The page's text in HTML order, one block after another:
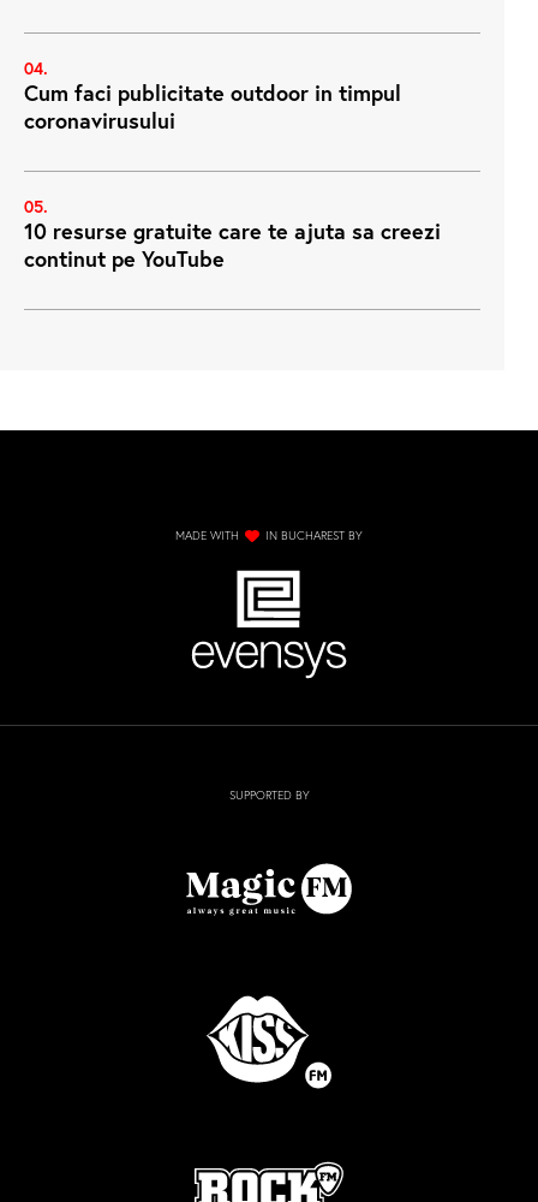
Cum faci publicitate outdoor in timpul
coronavirusului
10 resurse gratuite care te ajuta sa creezi
continut pe YouTube
MADE WITH IN BUCHAREST BY
SUPPORTED BY